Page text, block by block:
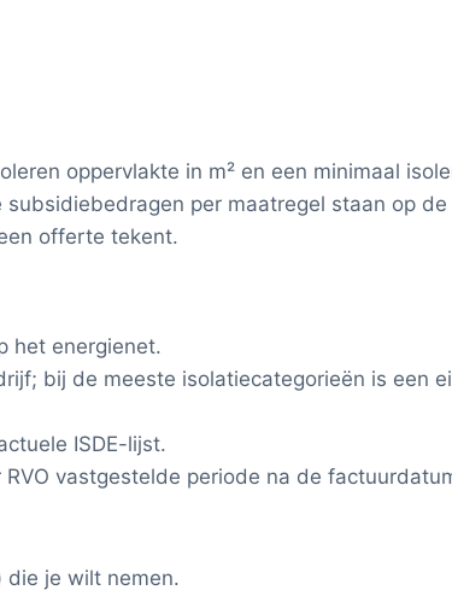
oppervlakte in m² en een minimaal
per maatregel staan op de
offerte tekent.
het energienet.
bij de meeste isolatie­categorieën is een
ISDE-lijst.
vastgestelde periode na de
die je wilt nemen.